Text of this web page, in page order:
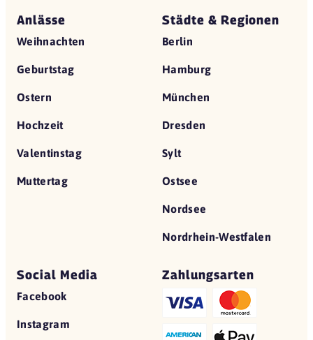
Anlässe
Weihnachten
Geburtstag
Ostern
Hochzeit
Valentinstag
Muttertag
Städte & Regionen
Berlin
Hamburg
München
Dresden
Sylt
Ostsee
Nordsee
Nordrhein-Westfalen
Social Media
Facebook
Instagram
Zahlungsarten